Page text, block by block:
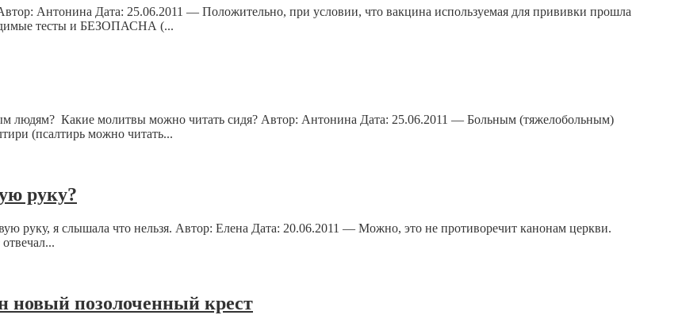
Антонина Дата: 25.06.2011 — Положительно, при условии, что вакцина используемая для прививки прошла
тесты и БЕЗОПАСНА (...
людям? Какие молитвы можно читать сидя? Автор: Антонина Дата: 25.06.2011 — Больным (тяжелобольным)
(псалтирь можно читать...
руку?
руку, я слышала что нельзя. Автор: Елена Дата: 20.06.2011 — Можно, это не противоречит канонам церкви.
новый позолоченный крест